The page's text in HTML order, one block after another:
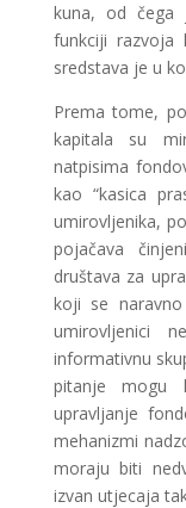
kuna, od čega
funkciji razvoja
sredstava je u
Prema tome,
kapitala su
natpisima
kao “kasica
umirovljenika,
pojačava
društava za
koji se
umirovljenici
informativnu
pitanje mogu
upravljanje
mehanizmi
moraju biti
izvan utjecaja